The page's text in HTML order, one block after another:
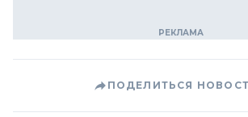
ПОДЕЛИТЬСЯ